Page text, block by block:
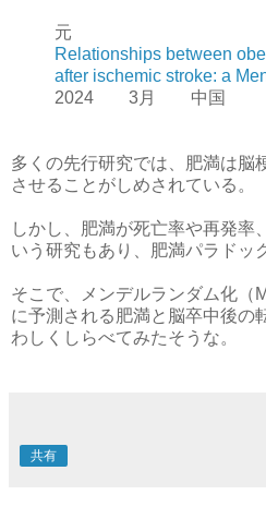
元
Relationships between
after ischemic stroke: a
2024 3月 中国
多くの先行研究では、肥満は脳
させることがしめされている。
しかし、肥満が死亡率や再発率
いう研究もあり、肥満パラドッ
そこで、メンデルランダム化（
に予測される肥満と脳卒中後の
わしくしらべてみたそうな。
共有